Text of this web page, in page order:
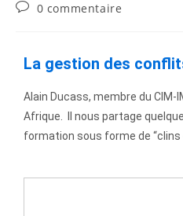
0 commentaire
La gestion des
Alain Ducass, membre du CIM-
Afrique. Il nous partage
formation sous forme de “clins